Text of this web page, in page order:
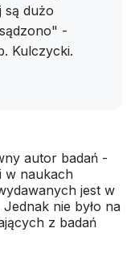
są dużo
-
Kulczycki.
autor badań -
w naukach
jest w
nie było na
z badań